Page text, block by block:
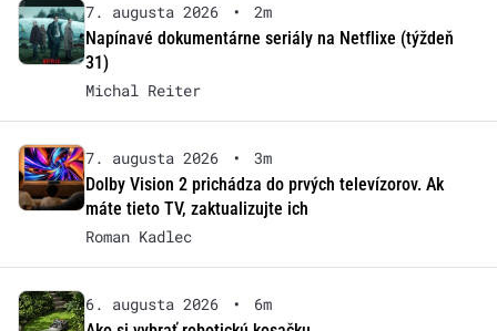
7. augusta 2026 •
2m
Napínavé dokumentárne seriály na Netflixe (týždeň
31)
Michal Reiter
7. augusta 2026 •
3m
Dolby Vision 2 prichádza do prvých televízorov. Ak
máte tieto TV, zaktualizujte ich
Roman Kadlec
6. augusta 2026 •
6m